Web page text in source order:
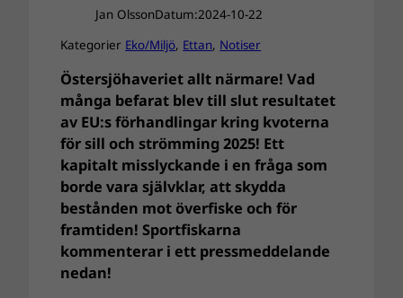
Jan OlssonDatum:2024-10-22
Kategorier Eko/Miljö, Ettan, Notiser
Östersjöhaveriet allt närmare! Vad
många befarat blev till slut resultatet
av EU:s förhandlingar kring kvoterna
för sill och strömming 2025! Ett
kapitalt misslyckande i en fråga som
borde vara självklar, att skydda
bestånden mot överfiske och för
framtiden!Sportfiskarna
kommenterar i ett pressmeddelande
nedan!